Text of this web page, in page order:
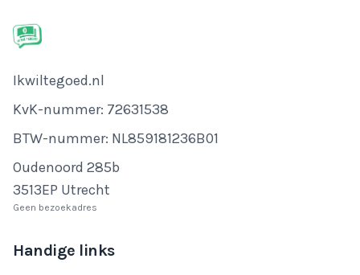
Bedrijfsnaam
Ikwiltegoed.nl
KvK-nummer
KvK-nummer: 72631538
BTW-nummer
BTW-nummer: NL859181236B01
Adres
Oudenoord 285b
3513EP Utrecht
Geen bezoekadres
Handige links